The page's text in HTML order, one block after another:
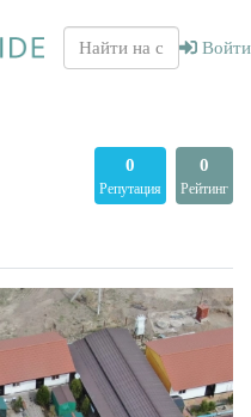
Войти
0
Репутация
0
Рейтинг